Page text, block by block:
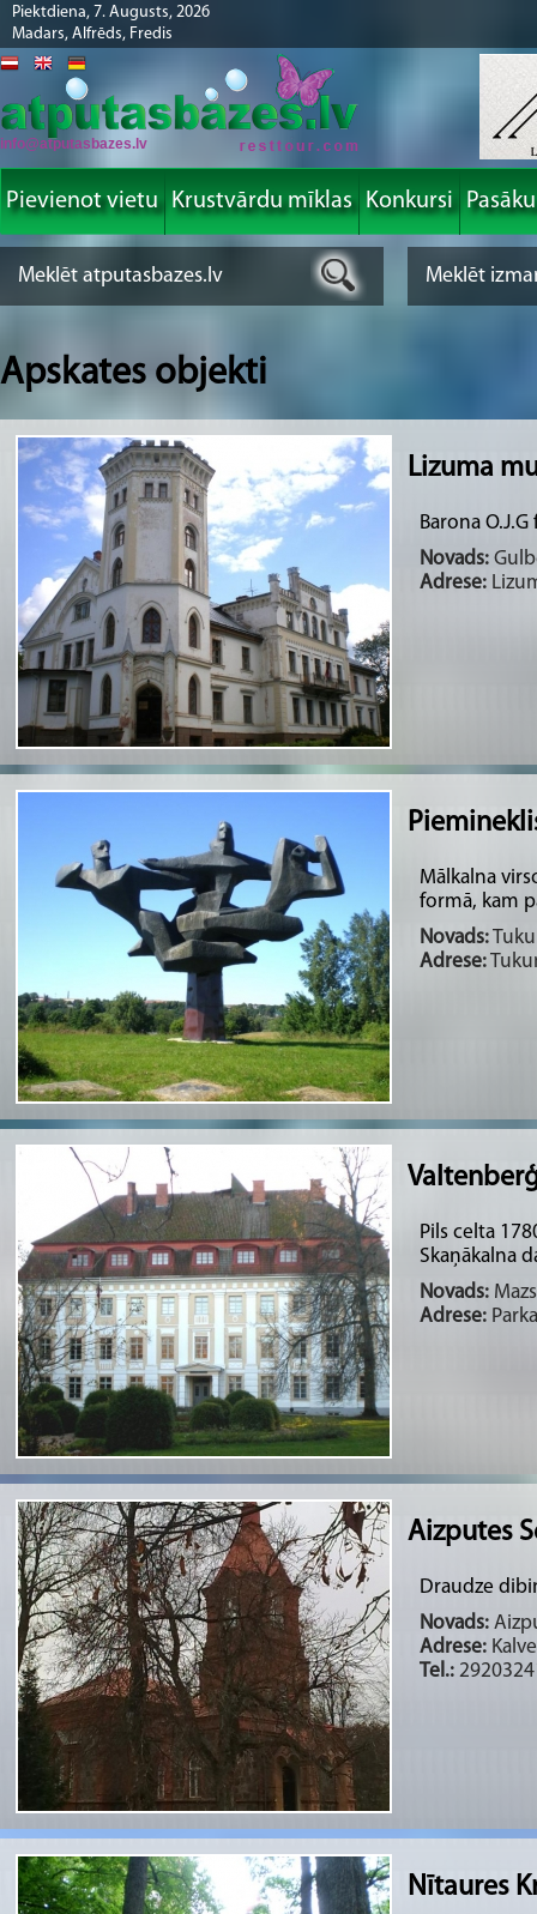
Piektdiena, 7. Augusts, 2026
Madars, Alfrēds, Fredis
info@atputasbazes.lv
Pievienot vietu Krustvārdu mīklas Konkursi
Apskates objekti
Lizuma
Barona
Novads:
Adrese:
Mālkalna
formā, kam
Novads:
Adrese:
Pils celta
Skaņākalna
Novads:
Adrese:
Aizputes
Draudze
Novads:
Adrese:
Tel.:
Nītaures